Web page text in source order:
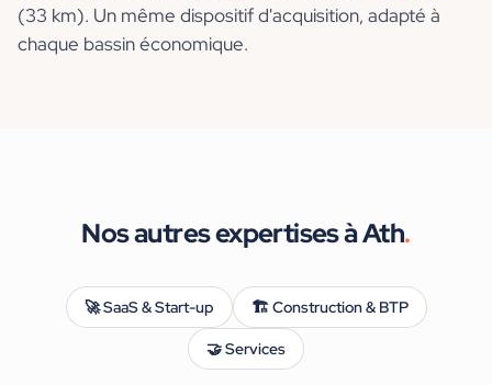
(33 km). Un même dispositif d'acquisition, adapté à
chaque bassin économique.
Nos autres expertises àAth.
🚀SaaS & Start-up 🏗️ Construction & BTP
🤝Services